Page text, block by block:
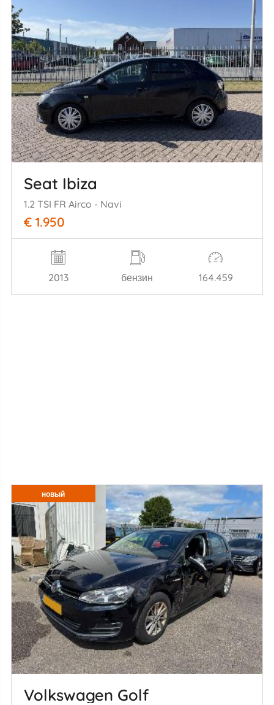
Seat Ibiza
1.2 TSI FR Airco - Navi
€ 1.950
2013 бензин 164.459
новый
Volkswagen Golf